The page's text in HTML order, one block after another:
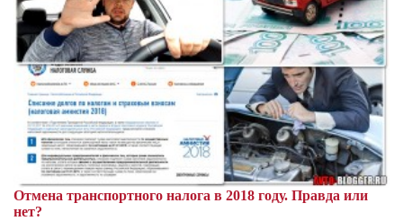
Отмена транспортного налога в 2018 году. Правда или
нет?